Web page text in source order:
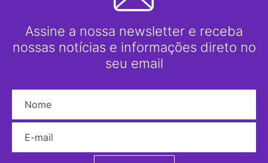
Assine a nossa newsletter e receba
nossas notícias e informações direto no
seu email